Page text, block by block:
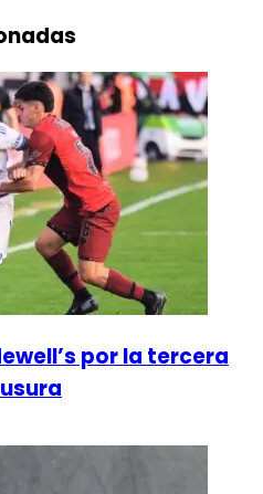
por la tercera